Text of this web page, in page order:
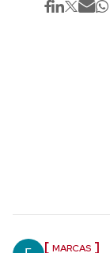
MARCAS